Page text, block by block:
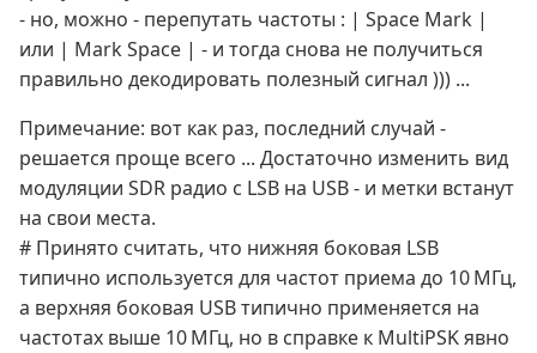
- но, можно - перепутать частоты : | Space Mark |
или | Mark Space | - и тогда снова не получиться
правильно декодировать полезный сигнал ))) ...
Примечание: вот как раз, последний случай -
решается проще всего ... Достаточно изменить вид
модуляции SDR радио с LSB на USB - и метки встанут
на свои места.
# Принято считать, что нижняя боковая LSB
типично используется для частот приема до 10 МГц,
а верхняя боковая USB типично применяется на
частотах выше 10 МГц, но в справке к MultiPSK явно